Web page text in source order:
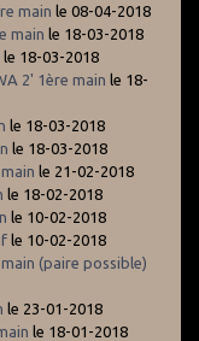
main le 08-04-2018
main le 18-03-2018
le 18-03-2018
2' 1ère main le 18-
le 18-03-2018
le 18-03-2018
le 21-02-2018
le 18-02-2018
le 10-02-2018
le 10-02-2018
(paire possible)
le 23-01-2018
le 18-01-2018